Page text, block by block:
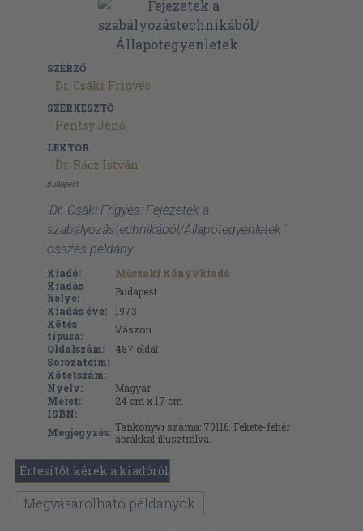
SZERZŐ
Dr. Csáki Frigyes
SZERKESZTŐ
Pentsy Jenő
LEKTOR
Dr. Rácz István
Budapest
'Dr. Csáki Frigyes: Fejezetek a
szabályozástechnikából/Állapotegyenletek '
összes példány
Kiadó:
Műszaki Könyvkiadó
Kiadás
helye:
Budapest
Kiadás éve:
1973
Kötés
típusa:
Vászon
Oldalszám:
487 oldal
Sorozatcím:
Kötetszám:
Nyelv:
Magyar
Méret:
24 cm x 17 cm
ISBN:
Megjegyzés: Tankönyvi száma: 70116. Fekete-fehér
ábrákkal illusztrálva.
Értesítőt kérek a kiadóról
Megvásárolható példányok